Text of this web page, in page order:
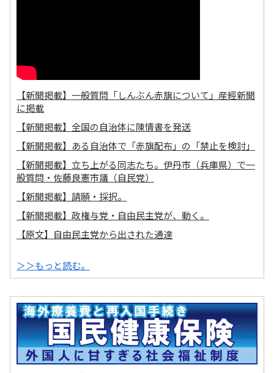
【新聞掲載】一般質問「しんぶん赤旗について」産經新聞
に掲載
【新聞掲載】全国の自治体に陳情書を発送
【新聞掲載】ある自治体で「赤旗配布」の「禁止を検討」
【新聞掲載】立ち上がる同志たち。伊丹市（兵庫県）で一
般質問・佐藤良憲市議（自民党）
【新聞掲載】請願・採択。
【新聞掲載】政権与党・自由民主党が、動く。
【原文】自由民主党から出された通達
＞＞もっと読む。